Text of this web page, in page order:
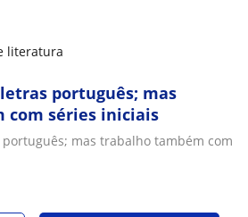
literatura
português; mas
com séries iniciais
mas trabalho também com